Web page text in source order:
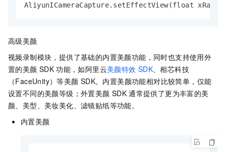
AliyunICameraCapture.setEffectView(float
高级美颜
视频录制模块，提供了基础的内置美颜功能，同时也支持使用外
置的美颜 SDK 功能，如阿里云美颜特效 SDK 、相芯科技
（FaceUnity）等美颜 SDK。内置美颜功能相对比较简单，仅能
设置不同的美颜等级；外置美颜 SDK 通常提供了更为丰富的美
颜、美型、美妆美化、滤镜贴纸等功能。
内置美颜